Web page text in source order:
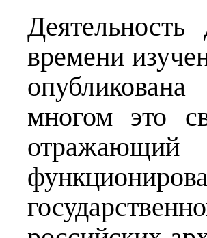
времени
многом это